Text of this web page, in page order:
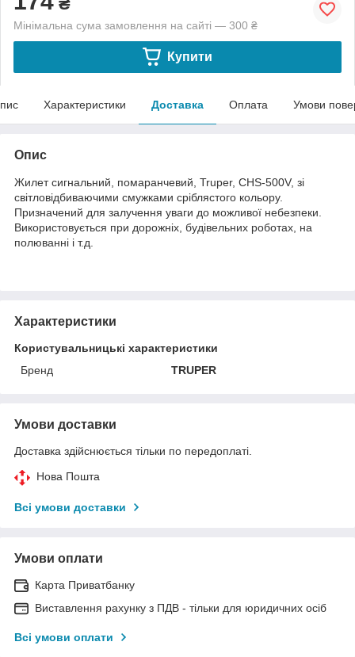
Мінімальна сума замовлення на сайті — 300 ₴
Купити
Характеристики Доставка Оплата Умови
Опис
Жилет сигнальний, помаранчевий, Truper, CHS-500V, зі
світловідбиваючими смужками сріблястого кольору.
Призначений для залучення уваги до можливої небезпеки.
Використовується при дорожніх, будівельних роботах, на
полюванні і т.д.
Характеристики
Користувальницькі характеристики
Бренд
TRUPER
Умови доставки
Доставка здійснюється тільки по передоплаті.
Нова Пошта
Всі умови доставки
Умови оплати
Карта Приватбанку
Виставлення рахунку з ПДВ - тільки для юридичних осіб
Всі умови оплати